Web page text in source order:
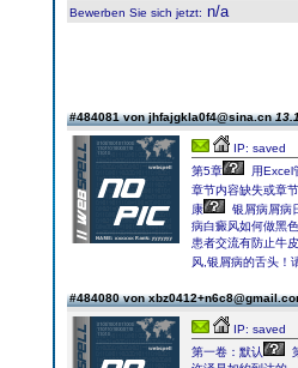
Bewerben Sie sich jetzt: n/a
#484081 von jhfajgkla0f4@sina.cn
IP: saved
第5章
用Excel
章节内容缺失或章
康
银屑病屑病
病白癜风如何做黑
患者交流有防止牛
风,银屑病的舌头！
#484080 von
IP: saved
第一卷：默认